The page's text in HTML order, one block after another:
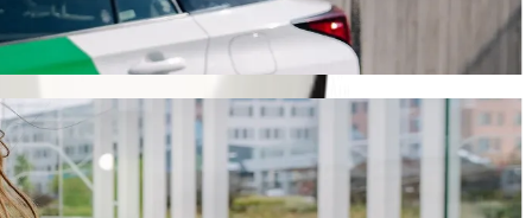
e custa aproximadamente 40,50 ZAR ZAR. Seja qual for a